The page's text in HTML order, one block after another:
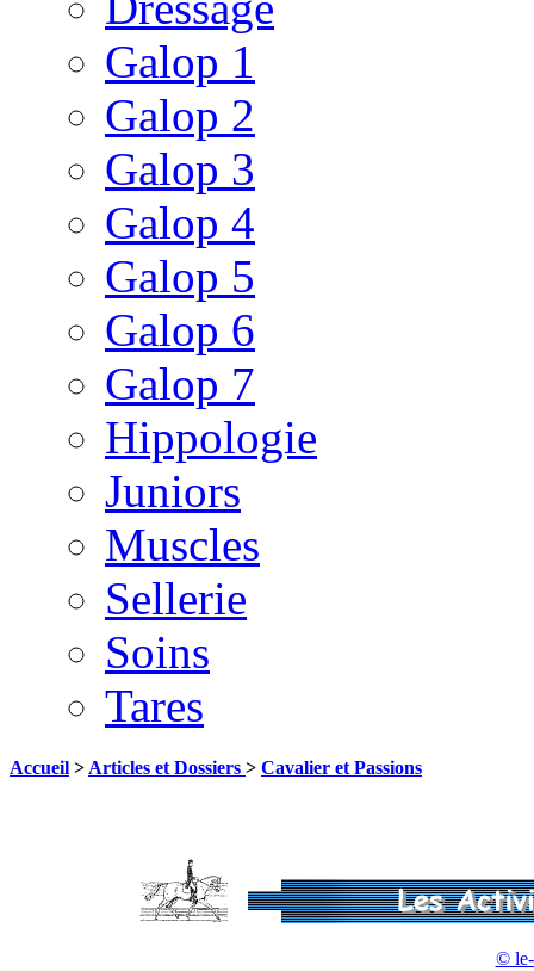
Galop 1
Galop 2
Galop 3
Galop 4
Galop 5
Galop 6
Galop 7
Hippologie
Juniors
Muscles
Sellerie
Soins
Tares
Accueil > Articles et Dossiers > Cavalier et Passions
© le-